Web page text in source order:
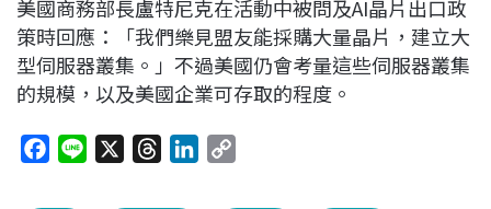
美國商務部長盧特尼克在活動中被問及AI晶片出口政
策時回應：「我們樂見盟友能採購大量晶片，建立大
型伺服器叢集。」不過美國仍會考量這些伺服器叢集
的規模，以及美國企業可存取的程度。